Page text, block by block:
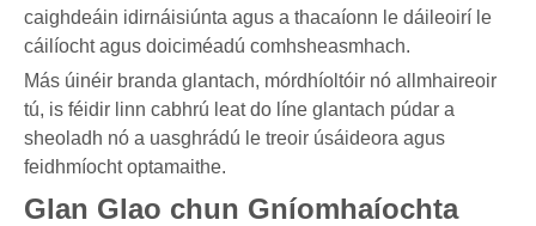
caighdeáin idirnáisiúnta agus a thacaíonn le dáileoirí le
cáilíocht agus doiciméadú comhsheasmhach.
Más úinéir branda glantach, mórdhíoltóir nó allmhaireoir
tú, is féidir linn cabhrú leat do líne glantach púdar a
sheoladh nó a uasghrádú le treoir úsáideora agus
feidhmíocht optamaithe.
Glan Glao chun Gníomhaíochta